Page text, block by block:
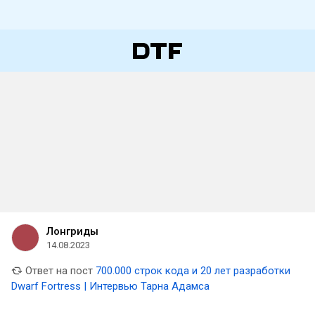
Лонгриды
14.08.2023
Ответ на пост 700.000 строк кода и 20 лет разработки
Dwarf Fortress | Интервью Тарна Адамса